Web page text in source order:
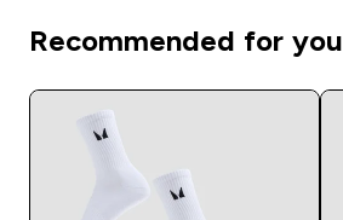
Recommended for you